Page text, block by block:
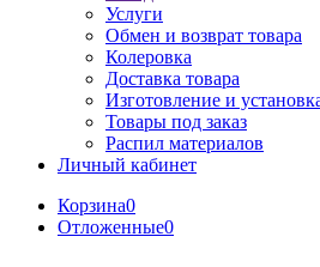
Услуги
Обмен и возврат товара
Колеровка
Доставка товара
Изготовление и
Товары под заказ
Распил материалов
Личный кабинет
Корзина0
Отложенные0